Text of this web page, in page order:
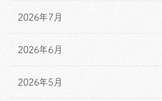
2026年7月
2026年6月
2026年5月